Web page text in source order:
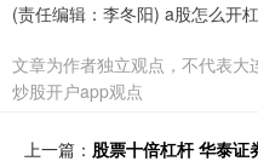
(责任编辑：李冬阳) a股怎么开
文章为作者独立观点，不代表
炒股开户app观点
上一篇： 股票十倍杠杆 华泰证